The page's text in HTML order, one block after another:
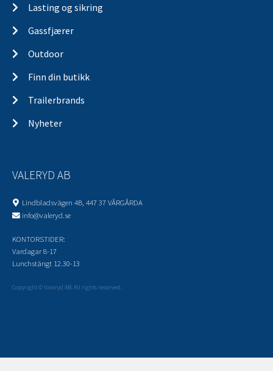
Lasting og sikring
Gassfjærer
Outdoor
Finn din butikk
Trailerbrands
Nyheter
VALERYD AB
Lindbladsvägen 4B, 447 37 VÅRGÅRDA
info@valeryd.se
KONTORSTIDER:
Vardagar 8-17
Lunchstängt 12.30-13
Copyright © Valeryd AB. All rights reserved.